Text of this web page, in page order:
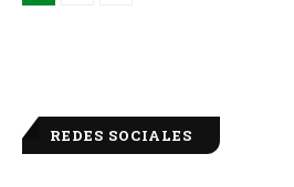
REDES SOCIALES